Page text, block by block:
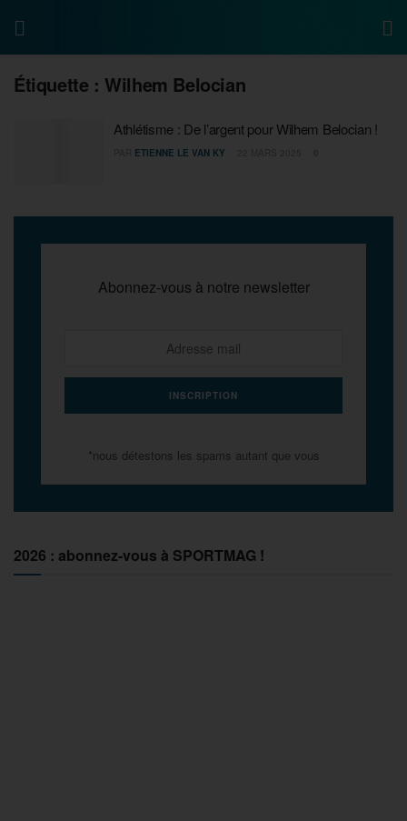
Étiquette :Wilhem Belocian
Athlétisme : De l’argent pour Wilhem Belocian !
ETIENNE LE VAN KY
Abonnez-vous à notre newsletter
*nous détestons les spams autant que vous
2026 : abonnez-vous à SPORTMAG !